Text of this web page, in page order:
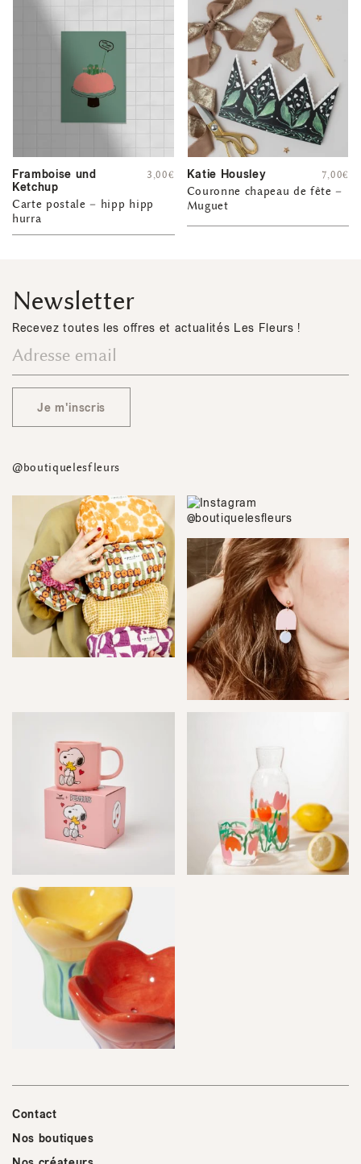
Framboise und
Ketchup
Carte postale – hipp hipp
hurra
3,00€ Katie Housley
Couronne chapeau de fête –
Muguet
7,00€
Newsletter
Recevez toutes les offres et actualités Les Fleurs !
Je m'inscris
@boutiquelesfleurs
Contact
Nos boutiques